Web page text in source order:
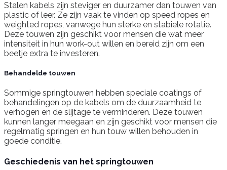
Stalen kabels zijn steviger en duurzamer dan touwen van
plastic of leer. Ze zijn vaak te vinden op speed ropes en
weighted ropes, vanwege hun sterke en stabiele rotatie.
Deze touwen zijn geschikt voor mensen die wat meer
intensiteit in hun work-out willen en bereid zijn om een
beetje extra te investeren.
Behandelde touwen
Sommige springtouwen hebben speciale coatings of
behandelingen op de kabels om de duurzaamheid te
verhogen en de slijtage te verminderen. Deze touwen
kunnen langer meegaan en zijn geschikt voor mensen die
regelmatig springen en hun touw willen behouden in
goede conditie.
Geschiedenis van het springtouwen